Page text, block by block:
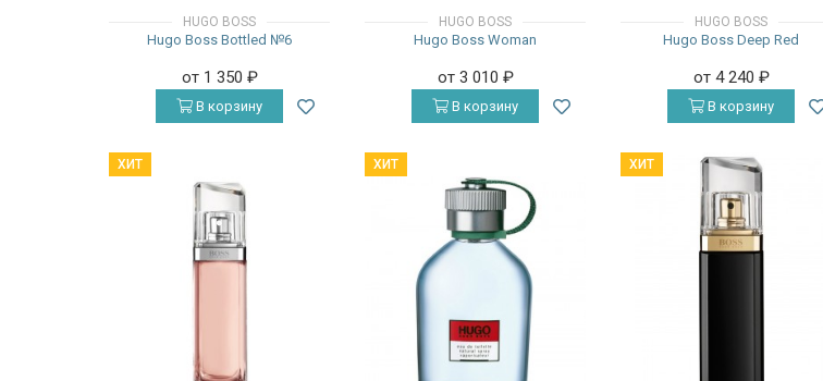
HUGO BOSS
Hugo Boss Bottled №6
от 1 350 ₽
В корзину
HUGO BOSS
Hugo Boss Woman
от 3 010 ₽
В корзину
HUGO BOSS
Hugo Boss Deep Red
от 4 240 ₽
В корзину
ХИТ ХИТ ХИТ